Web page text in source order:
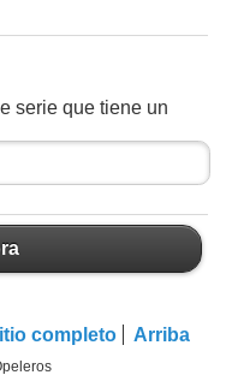
serie que tiene un
completo Arriba